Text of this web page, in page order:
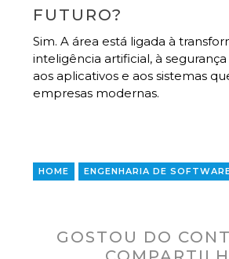
FUTURO?
Sim. A área está ligada à
inteligência artificial, à
aos aplicativos e aos sistemas
empresas modernas.
HOME ENGENHARIA DE
GOSTOU DO